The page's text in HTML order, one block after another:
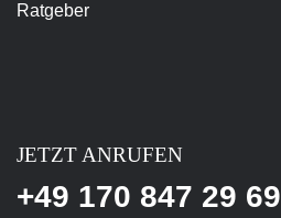
Ratgeber
JETZT ANRUFEN
+49 170 847 29 69